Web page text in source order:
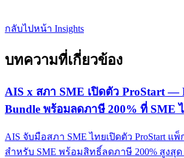
กลับไปหน้า Insights
บทความที่เกี่ยวข้อง
AIS x สภา SME เปิดตัว ProStart —
Bundle พร้อมลดภาษี 200% ที่ SME
AIS จับมือสภา SME ไทยเปิดตัว ProStart แพ็
สำหรับ SME พร้อมสิทธิ์ลดภาษี 200% สูงสุด